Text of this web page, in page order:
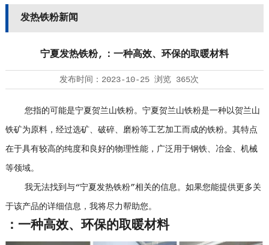
发热铁粉新闻
宁夏发热铁粉,：一种高效、环保的取暖材料
发布时间： 2023-10-25浏览 365次
您指的可能是宁夏贺兰山铁粉。宁夏贺兰山铁粉是一种以贺兰山
铁矿为原料，经过选矿、破碎、磨粉等工艺加工而成的铁粉。其特点
在于具有较高的纯度和良好的物理性能，广泛用于钢铁、冶金、机械
等领域。
我无法找到与“宁夏发热铁粉”相关的信息。如果您能提供更多关
于该产品的详细信息，我将尽力帮助您。
：一种高效、环保的取暖材料